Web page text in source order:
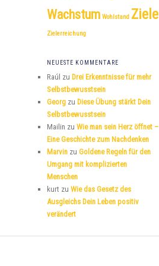
Wachstum Wohlstand Ziele
Zielerreichung
NEUESTE KOMMENTARE
Raúl zu Drei Erkenntnisse für mehr
Selbstbewusstsein
Georg zu Diese Übung stärkt Dein
Selbstbewusstsein
Mailin zu Wie man sein Herz öffnet –
Eine Geschichte zum Nachdenken
Marvin zu Goldene Regeln für den
Umgang mit komplizierten
Menschen
kurt zu Wie das Gesetz des
Ausgleichs Dein Leben positiv
verändert